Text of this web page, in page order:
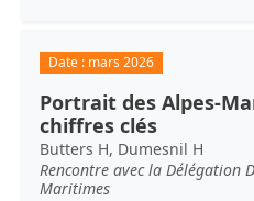
Date : mars 2026
Portrait des Alpes-
chiffres clés
Butters H, Dumesnil H
Rencontre avec la Délégation
Maritimes